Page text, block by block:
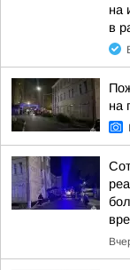
на
в
на